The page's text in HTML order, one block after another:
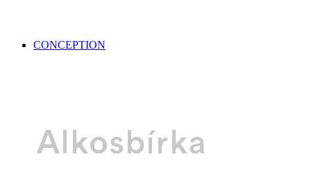
CONCEPTION